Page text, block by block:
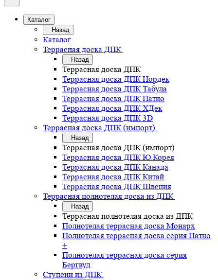
Каталог
Назад
Каталог
Террасная доска ДПК
Назад
Террасная доска ДПК
Террасная доска ДПК Нордек
Террасная доска ДПК Табула
Террасная доска ДПК Патио
Террасная доска ДПК ХДек
Террасная доска ДПК 3D
Террасная доска ДПК (импорт)
Назад
Террасная доска ДПК (импорт)
Террасная доска ДПК Ю.Корея
Террасная доска ДПК Канада
Террасная доска ДПК Китай
Террасная доска ДПК Швеция
Террасная полнотелая доска из ДПК
Назад
Террасная полнотелая доска из ДПК
Полнотелая террасная доска Монарх
Полнотелая террасная доска серия Патио
+
Полнотелая террасная доска серия
Бергвуд
Ступени из ДПК